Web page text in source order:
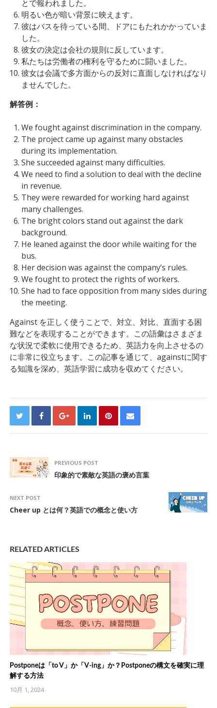
とで報われました。
明るい色が暗い背景に映えます。
彼はバスを待っている間、ドアにもたれかかっていま
した。
彼女の決定は会社の規則に反しています。
私たちは労働者の権利を守るために闘いました。
彼女は会議で多方面からの反対に直面しなければなり
ませんでした。
解答例：
We fought against discrimination in the company.
The project came up against many obstacles
during its implementation.
She succeeded against many difficulties.
We need to find a solution to deal with the decline
in revenue.
They were rewarded for working hard against
many challenges.
The bright colors stand out against the dark
background.
He leaned against the door while waiting for the
bus.
Her decision was against the company’s rules.
We fought to protect the rights of workers.
She had to face opposition from many sides during
the meeting.
Against を正しく使うことで、対立、対比、直面する困
難などを表現することができます。この語彙はさまざま
な状況で柔軟に使用できるため、英語力を向上させるの
に非常に役立ちます。この記事を通じて、againstに関す
る知識を深め、英語学習に成功を収めてください。
PREVIOUS POST
印象的で素敵な英語の褒め言葉
NEXT POST
Cheer up とは何？英語での概念と使い方
RELATED ARTICLES
Postponeは「to V」か「V-ing」か？Postponeの構文を確実に理
解する方法
10月 1, 2024